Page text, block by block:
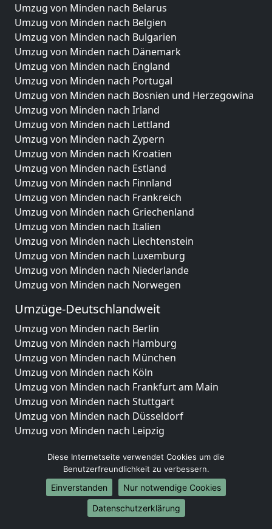
Umzug von Minden nach Belarus
Umzug von Minden nach Belgien
Umzug von Minden nach Bulgarien
Umzug von Minden nach Dänemark
Umzug von Minden nach England
Umzug von Minden nach Portugal
Umzug von Minden nach Bosnien und Herzegowina
Umzug von Minden nach Irland
Umzug von Minden nach Lettland
Umzug von Minden nach Zypern
Umzug von Minden nach Kroatien
Umzug von Minden nach Estland
Umzug von Minden nach Finnland
Umzug von Minden nach Frankreich
Umzug von Minden nach Griechenland
Umzug von Minden nach Italien
Umzug von Minden nach Liechtenstein
Umzug von Minden nach Luxemburg
Umzug von Minden nach Niederlande
Umzug von Minden nach Norwegen
Umzüge-Deutschlandweit
Umzug von Minden nach Berlin
Umzug von Minden nach Hamburg
Umzug von Minden nach München
Umzug von Minden nach Köln
Umzug von Minden nach Frankfurt am Main
Umzug von Minden nach Stuttgart
Umzug von Minden nach Düsseldorf
Umzug von Minden nach Leipzig
Umzug von Minden nach Essen
Umzug von Minden nach Bremen
Umzug von Minden nach Dresden
Umzug von Minden nach Hannover
Umzug von Minden nach Nürnberg
Diese Internetseite verwendet Cookies um die
Benutzerfreundlichkeit zu verbessern.
Einverstanden
Nur notwendige Cookies
Datenschutzerklärung